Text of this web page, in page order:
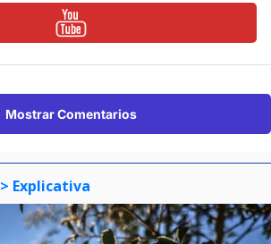
Mostrar Comentarios
> Explicativa